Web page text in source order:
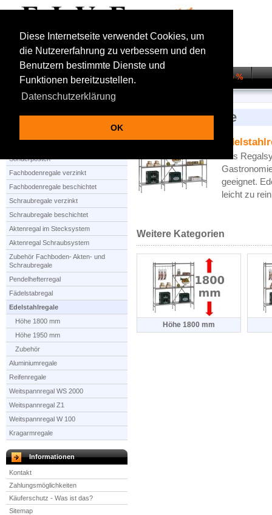
Diese Internetseite verwendet Cookies, um
die Nutzererfahrung zu verbessern und den
Benutzern bestimmte Dienste und
Funktionen bereitzustellen.
Datenschutzerklärung
OK
Startseite Regalsysteme Sale %
Startseite Edelstahlregale
Produktauswahl
Sonderposten
Fachbodenregale verzinkt
Fachbodenregale beschichtet
Schraubregale verzinkt
Schraubregale beschichtet
Aktenregal im Stecksystem
Aktenregal Schraubsystem
Zubehör Fachboden- Akten- und
Schraubregale
Pendelhefterregal
Fädelstabregal
Edelstahlregale
Höhe 1800 mm
Höhe 1950 mm
Zubehör
Aluminiumregale
Reifenregale
Weitspannregal WS 2000
Weitspannregal Z1
Weitspannregal W 100
Kragarmregale
Informationen
Kontakt
Zahlungsmöglichkeiten
Käuferschutz - Was ist das?
Sitemap
Edelstahlregale
Das
geeignet.
leicht zu
Weitere Kategorien
Höhe 1800 mm